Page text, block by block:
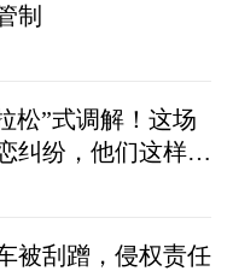
制
松”式调解！这场
纠纷，他们这样化
被刮蹭，侵权责任